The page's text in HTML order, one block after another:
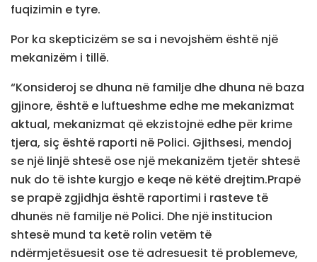
fuqizimin e tyre.
Por ka skepticizëm se sa i nevojshëm është një
mekanizëm i tillë.
“Konsideroj se dhuna në familje dhe dhuna në baza
gjinore, është e luftueshme edhe me mekanizmat
aktual, mekanizmat që ekzistojnë edhe për krime
tjera, siç është raporti në Polici. Gjithsesi, mendoj
se një linjë shtesë ose një mekanizëm tjetër shtesë
nuk do të ishte kurgjo e keqe në këtë drejtim.Prapë
se prapë zgjidhja është raportimi i rasteve të
dhunës në familje në Polici. Dhe një institucion
shtesë mund ta ketë rolin vetëm të
ndërmjetësuesit ose të adresuesit të problemeve,